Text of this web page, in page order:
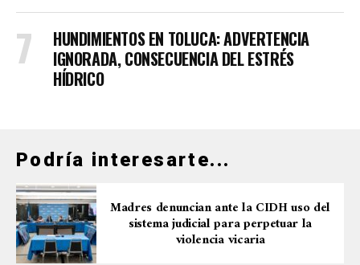
HUNDIMIENTOS EN TOLUCA: ADVERTENCIA
IGNORADA, CONSECUENCIA DEL ESTRÉS
HÍDRICO
Podría interesarte...
Madres denuncian ante la CIDH uso del
sistema judicial para perpetuar la
violencia vicaria